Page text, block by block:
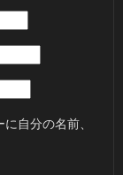
自分の名前、